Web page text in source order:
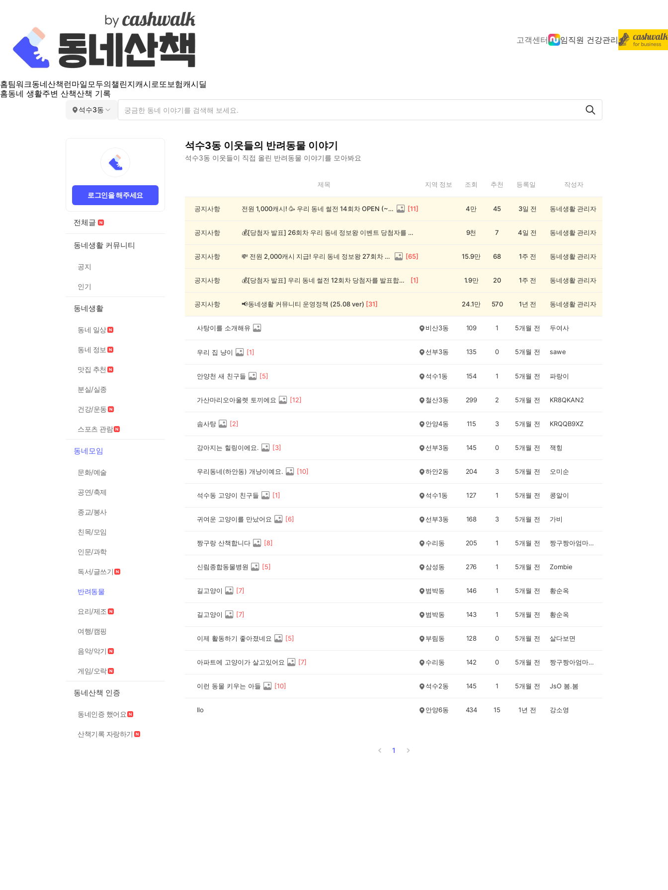
고객센터 임직원 건강관리
홈팀워크동네산책 런마일모두의챌린지캐시로또보험캐시딜
홈동네 생활주변 산책산책 기록
석수3동
로그인을 해주세요
전체글
동네생활 커뮤니티
공지
인기
동네생활
동네 일상
동네 정보
맛집 추천
분실/실종
건강/운동
스포츠 관람
동네모임
문화/예술
공연/축제
종교/봉사
친목/모임
인문/과학
독서/글쓰기
반려동물
요리/제조
여행/캠핑
음악/악기
게임/오락
동네산책 인증
동네인증 했어요
산책기록 자랑하기
석수3동 이웃들의 반려동물 이야기
석수3동 이웃들이 직접 올린 반려동물 이야기를 모아봐요
3
제목 지역 정보 조회 추천 등록일 작성자
공지사항 전원 1,000캐시! 🥳 우리 동네 썰전 14회차 OPEN (~8/17) [11] 4만 45 3일 전 동네생활 관리자
공지사항 💰[당첨자 발표] 26회차 우리 동네 정보왕 이벤트 당첨자를 발표합니다! 9천 7 4일 전 동네생활 관리자
공지사항 💸 전원 2,000캐시 지급! 우리 동네 정보왕 27회차 (~8/10) [65] 15.9만 68 1주 전 동네생활 관리자
공지사항 💰[당첨자 발표] 우리 동네 썰전 12회차 당첨자를 발표합니다! [1] 1.9만 20 1주 전 동네생활 관리자
공지사항 📢동네생활 커뮤니티 운영정책 (25.08 ver) [31] 24.1만 570 1년 전 동네생활 관리자
사탕이를 소개해유 비산3동 109 1 5개월 전 두여사
우리 집 냥이 [1] 선부3동 135 0 5개월 전 sawe
안양천 새 친구들 [5] 석수1동 154 1 5개월 전 파랑이
가산마리오아울렛 토끼에요 [12] 철산3동 299 2 5개월 전 KR8QKAN2
솜사탕 [2] 안양4동 115 3 5개월 전 KRQQB9XZ
강아지는 힐링이에요. [3] 선부3동 145 0 5개월 전 잭힝
우리동네(하안동) 개냥이예요. [10] 하안2동 204 3 5개월 전 오미순
석수동 고양이 친구들 [1] 석수1동 127 1 5개월 전 콩알이
귀여운 고양이를 만났어요 [6] 선부3동 168 3 5개월 전 가비
짱구랑 산책합니다 [8] 수리동 205 1 5개월 전 짱구짱아엄마입니다
신림종합동물병원 [5] 삼성동 276 1 5개월 전 Zombie
길고양이 [7] 범박동 146 1 5개월 전 황순옥
길고양이 [7] 범박동 143 1 5개월 전 황순옥
이제 활동하기 좋아졌네요 [5] 부림동 128 0 5개월 전 살다보면
아파트에 고양이가 살고있어요 [7] 수리동 142 0 5개월 전 짱구짱아엄마입니다
이런 동물 키우는 아들 [10] 석수2동 145 1 5개월 전 JsO 봄.봄
Ilo 안양6동 434 15 1년 전 강소영
1